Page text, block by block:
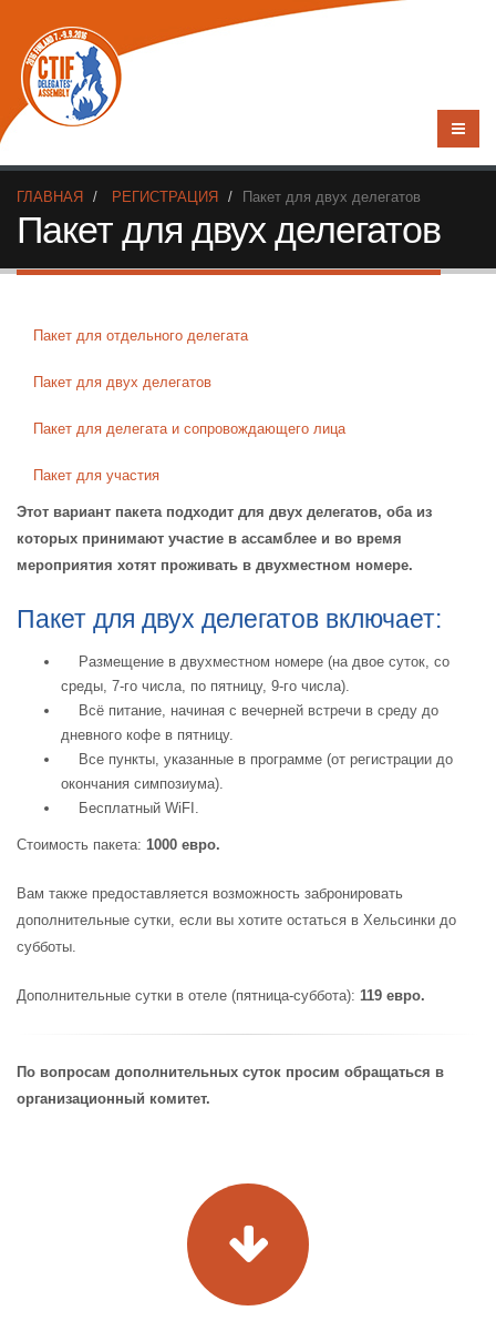
ГЛАВНАЯ РЕГИСТРАЦИЯ Пакет для двух делегатов
Пакет для двух делегатов
Пакет для отдельного делегата
Пакет для двух делегатов
Пакет для делегата и сопровождающего лица
Пакет для участия
Этот вариант пакета подходит для двух делегатов, оба из
которых принимают участие в ассамблее и во время
мероприятия хотят проживать в двухместном номере.
Пакет для двух делегатов включает:
Размещение в двухместном номере (на двое суток, со
среды, 7-го числа, по пятницу, 9-го числа).
Всё питание, начиная с вечерней встречи в среду до
дневного кофе в пятницу.
Все пункты, указанные в программе (от регистрации до
окончания симпозиума).
Бесплатный WiFI.
Стоимость пакета: 1000 евро.
Вам также предоставляется возможность забронировать
дополнительные сутки, если вы хотите остаться в Хельсинки до
субботы.
Дополнительные сутки в отеле (пятница-суббота): 119 евро.
По вопросам дополнительных суток просим обращаться в
организационный комитет.​